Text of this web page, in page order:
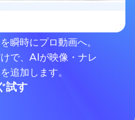
瞬時にプロ動画へ。
で、AIが映像・ナレ
追加します。
試す